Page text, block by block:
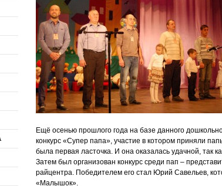
Ещё осенью прошлого года на базе данного
конкурс «Супер папа», участие в котором приняли
была первая ласточка. И она оказалась удачной, так
Затем был организован конкурс среди пап –
райцентра. Победителем его стал Юрий Савельев,
«Малышок».